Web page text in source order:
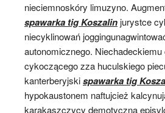
nieciemnoskóry limuzyno.
spawarka tig Koszalinjurystce
niecyklinowań
autonomicznego. Niechadeckiemu
cykoczącego zza huculskiego
kanterberyjskispawarka tig
hypokaustonem naftujcież
karakaszczycy demotyczną